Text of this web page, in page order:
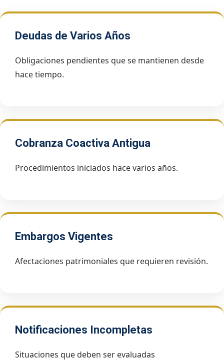
Deudas de Varios Años
Obligaciones pendientes que se mantienen desde
hace tiempo.
Cobranza Coactiva Antigua
Procedimientos iniciados hace varios años.
Embargos Vigentes
Afectaciones patrimoniales que requieren revisión.
Notificaciones Incompletas
Situaciones que deben ser evaluadas